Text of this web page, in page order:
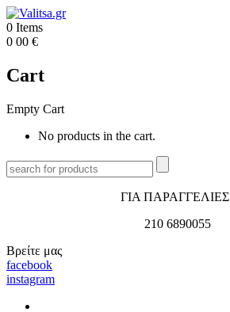
0 Items
0 00 €
Cart
Empty Cart
No products in the cart.
ΓΙΑ ΠΑΡΑΓΓΕΛΙΕΣ
210 6890055
Βρείτε μας
facebook
instagram